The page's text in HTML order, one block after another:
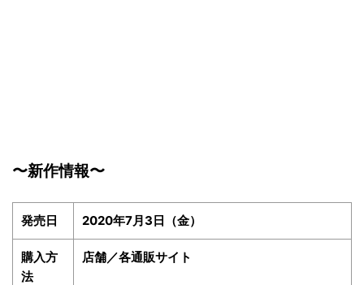
〜新作情報〜
発売日 2020年7月3日（金）
購入方
法
店舗／各通販サイト